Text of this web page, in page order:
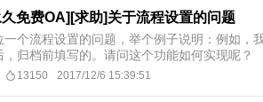
久免费OA][求助]关于流程设置的问题
一个流程设置的问题，举个例子说明：例如，
，归档前填写的。请问这个功能如何实现呢？
13150 2017/12/6 15:39:51